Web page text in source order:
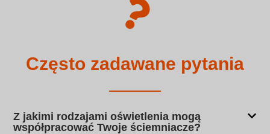
Często zadawane pytania
Z jakimi rodzajami oświetlenia mogą
współpracować Twoje ściemniacze?